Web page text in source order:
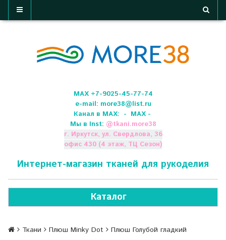
МАХ +7-9025-45-77-74
e-mail: more38@list.ru
Канал в МАХ: - МАХ -
Мы в Inst: @tkani.more38
г. Иркутск, ул. Свердлова, 36
офис 430 (4 этаж, ТЦ Сезон)
Интернет-магазин тканей для рукоделия
Каталог
Ткани Плюш Minky Dot Плюш Голубой гладкий